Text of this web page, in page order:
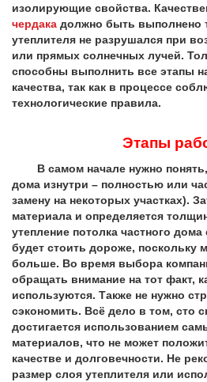
изолирующие свойства.
чердака должно быть выполнено
утеплителя не разрушался при
или прямых солнечных лучей.
способны выполнить все этапы
качества, так как в процессе
технологические правила.
Этапы
В самом начале нужно понять,
дома изнутри – полностью или
замену на некоторых участках).
материала и определяется
утепление потолка частного
будет стоить дороже, поскольку
больше. Во время выбора
обращать внимание на тот факт,
используются. Также не нужно
сэкономить. Всё дело в том, сто
достигается использованием
материалов, что не может
качестве и долговечности. Не
размер слоя утеплителя или